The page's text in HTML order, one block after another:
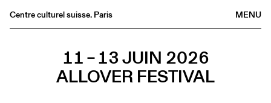
MENU
Centre culturel suisse. Paris
11 – 13 JUIN 2026
ALLOVER FESTIVAL